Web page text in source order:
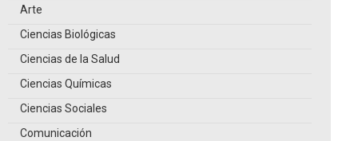
Arte
Ciencias Biológicas
Ciencias de la Salud
Ciencias Químicas
Ciencias Sociales
Comunicación